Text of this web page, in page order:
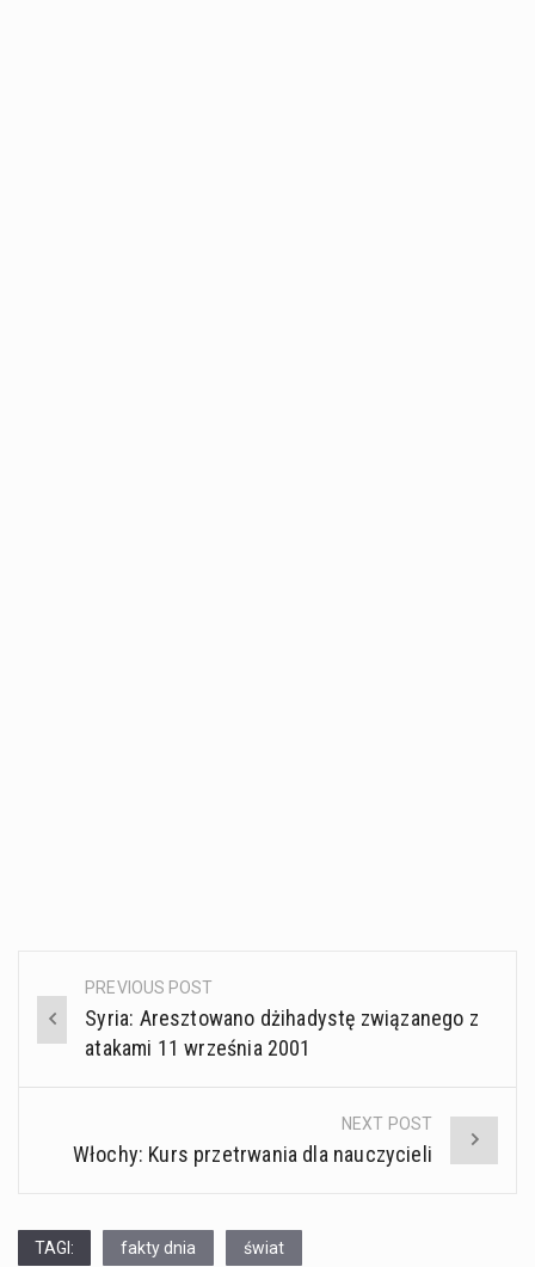
Post
navigation
PREVIOUS POST
Syria: Aresztowano dżihadystę związanego z
atakami 11 września 2001
NEXT POST
Włochy: Kurs przetrwania dla nauczycieli
TAGI: fakty dnia świat